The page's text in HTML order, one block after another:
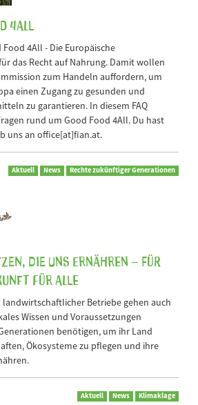
4All
4All - Die Europäische
das Recht auf Nahrung. Damit wollen
zum Handeln auffordern, um
einen Zugang zu gesunden und
zu garantieren. In diesem FAQ
rund um Good Food 4All. Du hast
uns an office[at]fian.at.
Aktuell News Rechte zukünftiger Generationen
die uns ernähren – für
für alle
landwirtschaftlicher Betriebe gehen auch
Wissen und Voraussetzungen
benötigen, um ihr Land
Ökosysteme zu pflegen und ihre
Aktuell News Klimaklage